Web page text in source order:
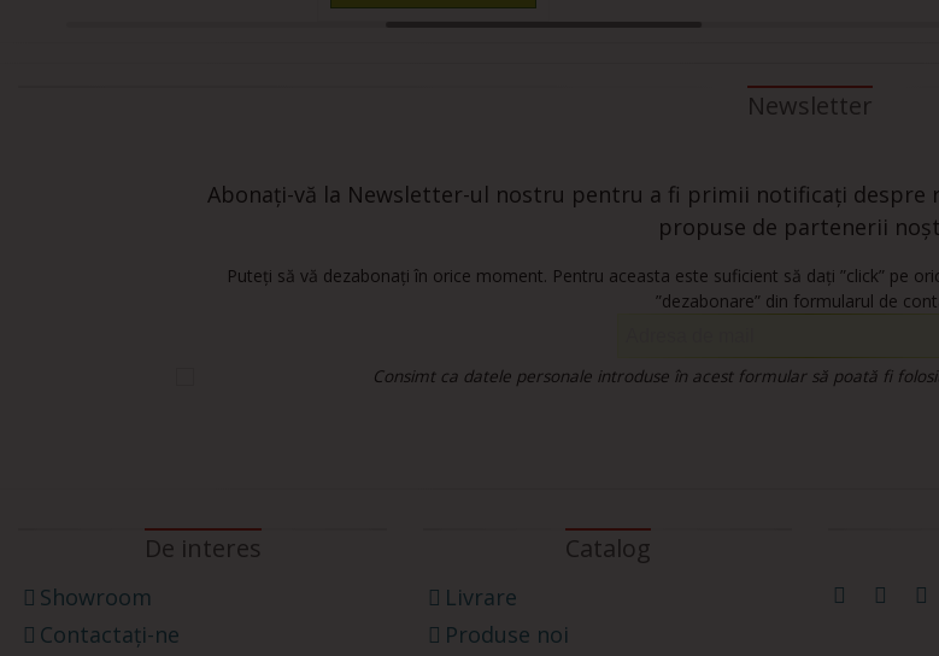
Newsletter
Abonați-vă la Newsletter-ul nostru pentru a fi primii notificați
propuse de partenerii
Puteți să vă dezabonați în orice moment. Pentru aceasta este suficient să dați ”click” pe
”dezabonare” din formularul de
Consimt ca datele personale introduse în acest formular să poată fi
De interes
Showroom
Contactați-ne
Catalog
Livrare
Produse noi